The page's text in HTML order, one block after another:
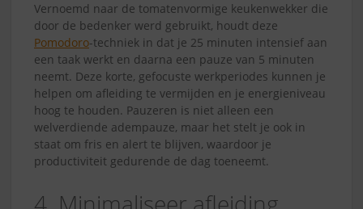
Vernoemd naar de tomatenvormige keukenwekker die
door de bedenker werd gebruikt, houdt deze
Pomodoro-techniek in dat je 25 minuten intensief aan
een taak werkt en daarna een pauze van 5 minuten
neemt. Deze korte, gefocuste werkperiodes kunnen je
helpen om afleiding te vermijden en je energieniveau
hoog te houden. Pauzeren is niet alleen een
welverdiende adempauze, maar het stelt je ook in
staat om fris en alert te blijven, waardoor je
productiviteit gedurende de dag toeneemt.